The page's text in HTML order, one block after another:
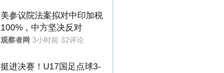
美参议院法案拟对中印加税
100%，中方坚决反对
观察者网 3小时前 32评论
挺进决赛！U17国足点球3-